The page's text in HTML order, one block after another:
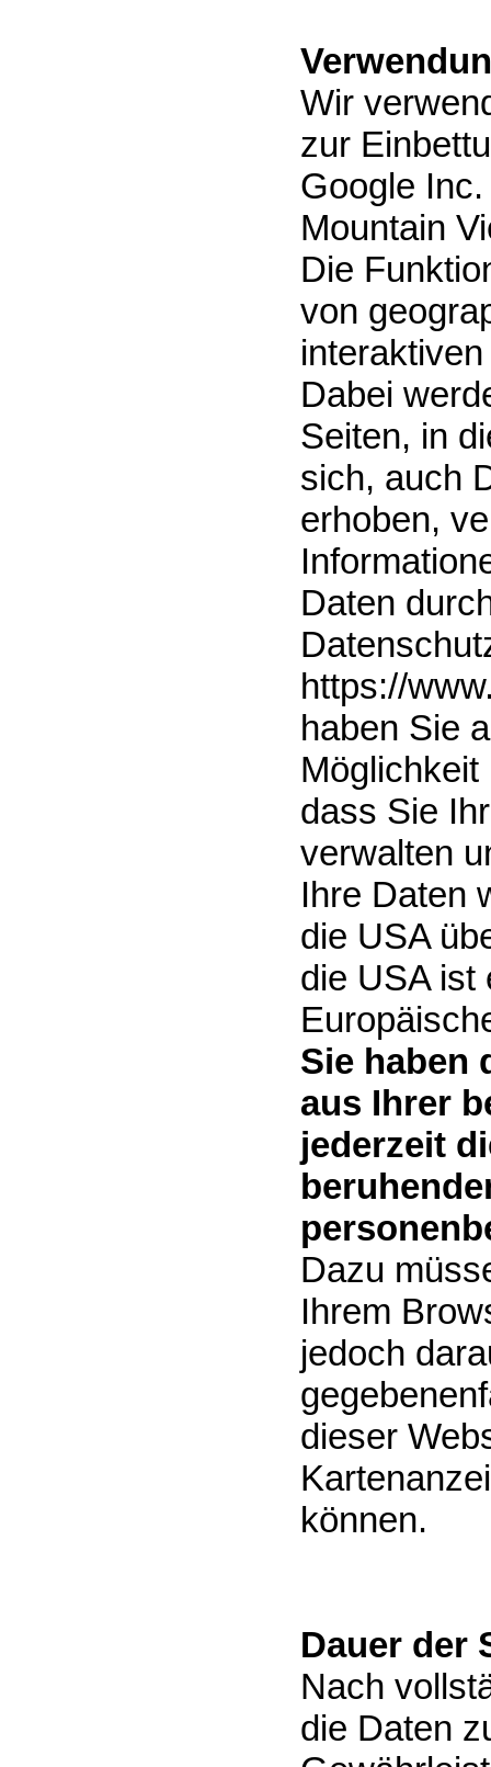
Wir
zur
Google
Mountain
Die
von
Dabei
Seiten, in
sich, auch
erhoben,
Daten
https://
haben Sie
dass Sie
verwalten
Ihre Daten
die USA
die USA ist
Sie haben
aus Ihrer
jederzeit
Dazu
Ihrem
jedoch
dieser
können.
Dauer der
Nach
die Daten